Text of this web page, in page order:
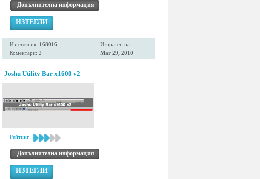
Допълнителна информация
ИЗТЕГЛИ
Изтегляния: 168016
Коментари: 2
Изпратен на:
Mar 29, 2010
Joshu Utility Bar x1600 v2
Рейтинг:
Допълнителна информация
ИЗТЕГЛИ